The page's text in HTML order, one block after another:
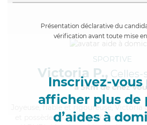
Présentation déclarative du
vérification avant toute mise
Inscrivez-vous
afficher plus de
d’aides à
SPORTIVE
Victoria P.,
à 5km de chez
, fiable et rigoureuse, Victoria
et possède un diplôme d'Assistante